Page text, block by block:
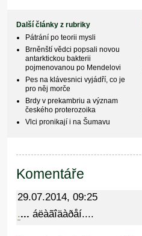
Další články z rubriky
Pátrání po teorii mysli
Brněnští vědci popsali novou
antarktickou bakterii
pojmenovanou po Mendelovi
Pes na klávesnici vyjádří, co je
pro něj morče
Brdy v prekambriu a význam
českého proterozoika
Vlci pronikají i na Šumavu
Komentáře
29.07.2014, 09:25
.... áëàãîäàðåí....